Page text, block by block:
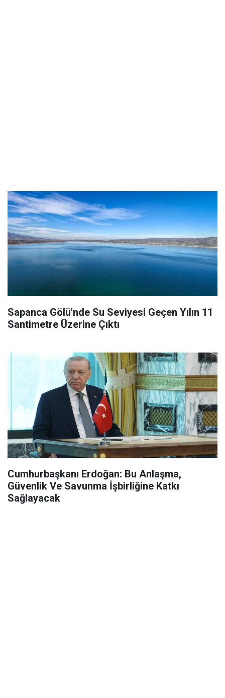
Sapanca Gölü'nde Su Seviyesi Geçen Yılın 11
Santimetre Üzerine Çıktı
Cumhurbaşkanı Erdoğan: Bu Anlaşma,
Güvenlik Ve Savunma İşbirliğine Katkı
Sağlayacak